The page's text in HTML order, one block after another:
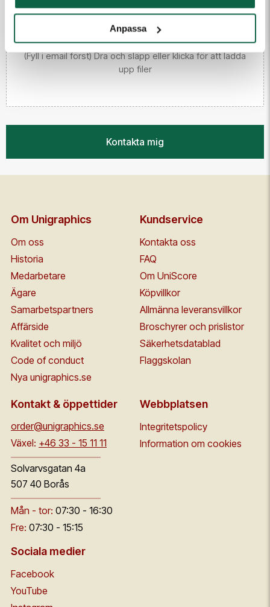
Anpassa
(Fyll i email först) Dra och släpp eller klicka för att ladda
upp filer
Kontakta mig
Om Unigraphics
Om oss
Historia
Medarbetare
Ägare
Samarbetspartners
Affärside
Kvalitet och miljö
Code of conduct
Nya unigraphics.se
Kundservice
Kontakta oss
FAQ
Om UniScore
Köpvillkor
Allmänna leveransvillkor
Broschyrer och prislistor
Säkerhetsdatablad
Flaggskolan
Kontakt & öppettider
order@unigraphics.se
Växel: +46 33 - 15 11 11
Solvarvsgatan 4a
507 40 Borås
Mån - tor: 07:30 - 16:30
Fre: 07:30 - 15:15
Webbplatsen
Integritetspolicy
Information om cookies
Sociala medier
Facebook
YouTube